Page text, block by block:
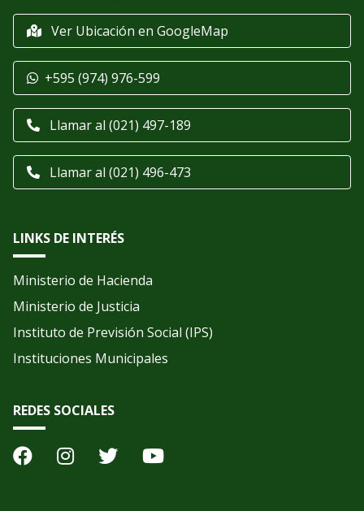
Ver Ubicación en GoogleMap
+595 (974) 976-599
Llamar al (021) 497-189
Llamar al (021) 496-473
LINKS DE INTERÉS
Ministerio de Hacienda
Ministerio de Justicia
Instituto de Previsión Social (IPS)
Instituciones Municipales
REDES SOCIALES